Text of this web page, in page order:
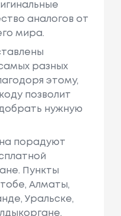
аналогов от
мира.
разных
этому,
позволит
нужную
порадуют
Пункты
Алматы,
Уральске,